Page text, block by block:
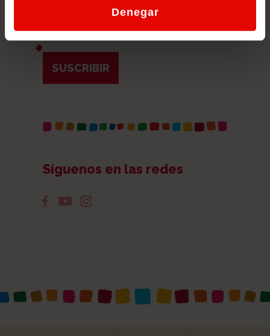
Denegar
Materiales educativos para el curso
SUSCRIBIR
Síguenos en las redes